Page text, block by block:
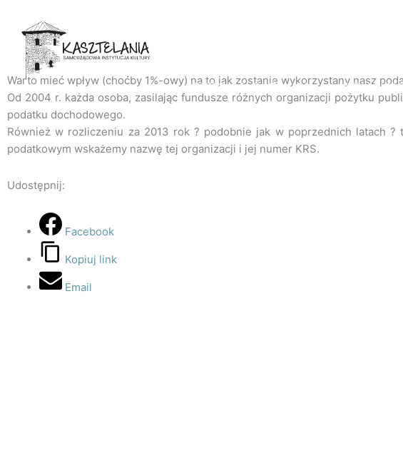
treści
STRONA GŁÓWNA
Warto mieć wpływ (choćby 1%-owy) na to jak zostanie wykorzystany nasz
Od 2004 r. każda osoba, zasilając fundusze różnych organizacji pożytku
podatku dochodowego.
Również w rozliczeniu za 2013 rok ? podobnie jak w poprzednich latach
podatkowym wskażemy nazwę tej organizacji i jej numer KRS.
Udostępnij:
Facebook
Kopiuj link
Email